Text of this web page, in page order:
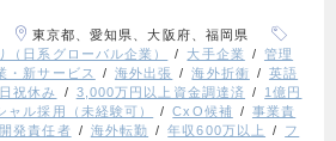
東京都、愛知県、大阪府、福岡県
（日系グローバル企業） 大手企業
管理
・新サービス 海外出張 海外折衝
英語
祝休み 3,000万円以上資金調達済
1億円
ャル採用（未経験可） CxO候補
事業責
開発責任者 海外転勤 年収600万以上
フ